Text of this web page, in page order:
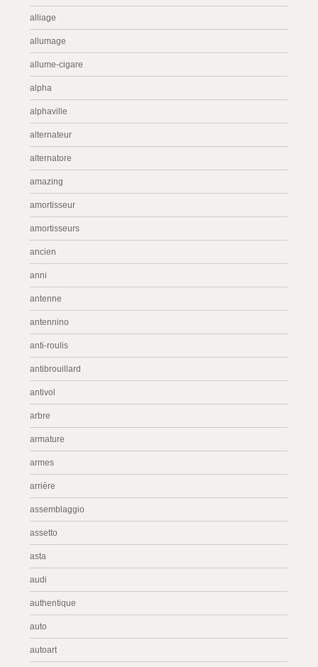
alliage
allumage
allume-cigare
alpha
alphaville
alternateur
alternatore
amazing
amortisseur
amortisseurs
ancien
anni
antenne
antennino
anti-roulis
antibrouillard
antivol
arbre
armature
armes
arrière
assemblaggio
assetto
asta
audi
authentique
auto
autoart